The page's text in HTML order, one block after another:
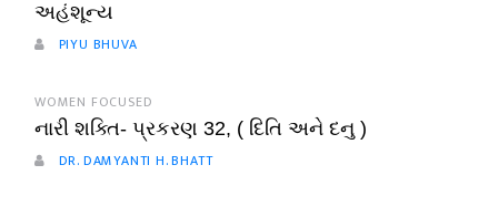
અહંશૂન્ય
PIYU BHUVA
WOMEN FOCUSED
નારી શક્તિ- પ્રકરણ 32, ( દિતિ અને દનુ )
DR. DAMYANTI H. BHATT